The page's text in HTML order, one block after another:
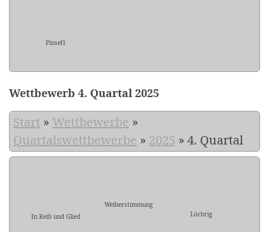
Pinsel1
Wettbewerb 4. Quartal 2025
Start » Wettbewerbe »
Quartalswettbewerbe » 2025 » 4. Quartal
In Reih und Glied
Weiherstimmung
Löchrig